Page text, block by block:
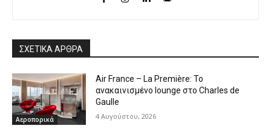
ΣΧΕΤΙΚΑ ΑΡΘΡΑ
Αεροπορικά
Air France – La Première: Το
ανακαινισμένο lounge στο Charles de
Gaulle
4 Αυγούστου, 2026